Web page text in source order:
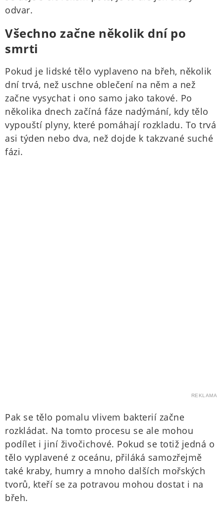
odvar.
Všechno začne několik dní po
smrti
Pokud je lidské tělo vyplaveno na břeh, několik
dní trvá, než uschne oblečení na něm a než
začne vysychat i ono samo jako takové. Po
několika dnech začíná fáze nadýmání, kdy tělo
vypouští plyny, které pomáhají rozkladu. To trvá
asi týden nebo dva, než dojde k takzvané suché
fázi.
REKLAMA
Pak se tělo pomalu vlivem bakterií začne
rozkládat. Na tomto procesu se ale mohou
podílet i jiní živočichové. Pokud se totiž jedná o
tělo vyplavené z oceánu, přiláká samozřejmě
také kraby, humry a mnoho dalších mořských
tvorů, kteří se za potravou mohou dostat i na
břeh.